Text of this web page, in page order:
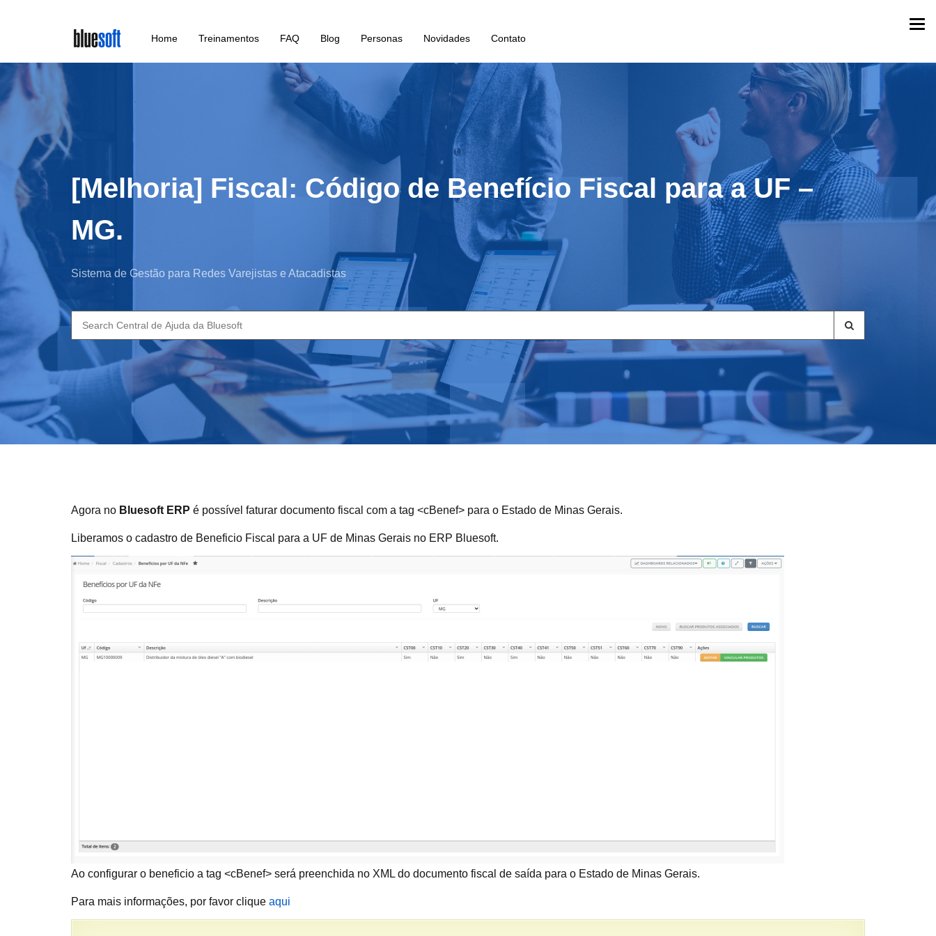
main
content
Home Treinamentos FAQ Blog Personas Novidades Contato
[Melhoria] Fiscal: Código de Benefício Fiscal para a UF –
MG.
Sistema de Gestão para Redes Varejistas e Atacadistas
Search
for:
Agora no Bluesoft ERP é possível faturar documento fiscal com a tag <cBenef> para o Estado de Minas Gerais.
Liberamos o cadastro de Beneficio Fiscal para a UF de Minas Gerais no ERP Bluesoft.
Ao configurar o beneficio a tag <cBenef> será preenchida no XML do documento fiscal de saída para o Estado de Minas Gerais.
Para mais informações, por favor clique aqui